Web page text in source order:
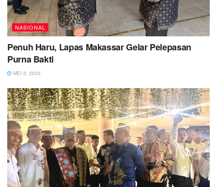
NASIONAL
Penuh Haru, Lapas Makassar Gelar Pelepasan
Purna Bakti
MEI 2, 2025